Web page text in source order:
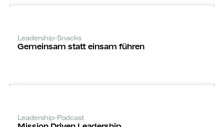
Leadership-Snacks
Gemeinsam statt einsam führen
Leadership-Podcast